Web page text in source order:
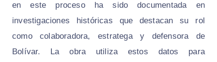
en este proceso ha sido documentada en
investigaciones históricas que destacan su rol
como colaboradora, estratega y defensora de
Bolívar. La obra utiliza estos datos para